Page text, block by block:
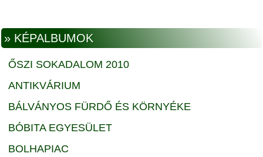
» KÉPALBUMOK
ŐSZI SOKADALOM 2010
ANTIKVÁRIUM
BÁLVÁNYOS FÜRDŐ ÉS KÖRNYÉKE
BÓBITA EGYESÜLET
BOLHAPIAC